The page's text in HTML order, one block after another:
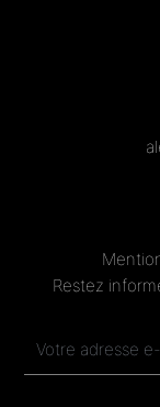
Restez